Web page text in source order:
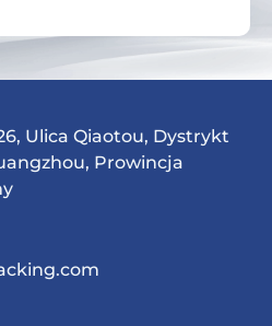
Ulica Qiaotou, Dystrykt
Prowincja